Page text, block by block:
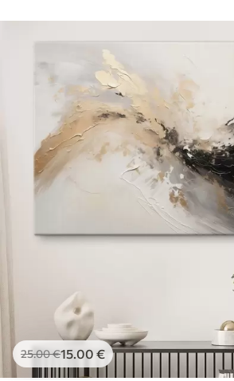
25.00€15.00 €